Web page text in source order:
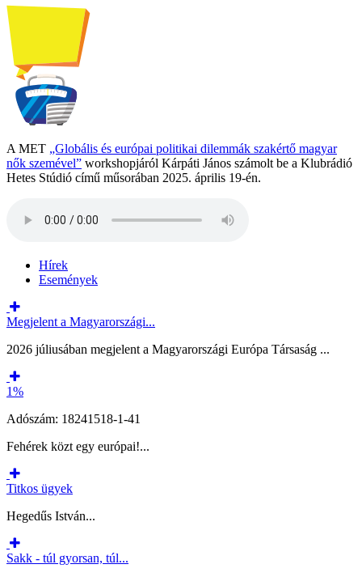
A MET „Globális és európai politikai dilemmák szakértő magyar
nők szemével” workshopjáról Kárpáti János számolt be a Klubrádió
Hetes Stúdió című műsorában 2025. április 19-én.
Hírek
Események
Megjelent a Magyarországi...
2026 júliusában megjelent a Magyarországi Európa Társaság ...
1%
Adószám: 18241518-1-41
Fehérek közt egy európai!...
Titkos ügyek
Hegedűs István...
Sakk - túl gyorsan, túl...